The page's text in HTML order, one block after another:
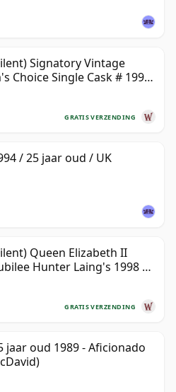
Signatory Vintage
Choice Single Cask # 1995
GRATIS VERZENDING
/ 25 jaar oud / UK
Queen Elizabeth II
Hunter Laing's 1998 23
GRATIS VERZENDING
jaar oud 1989 - Aficionado